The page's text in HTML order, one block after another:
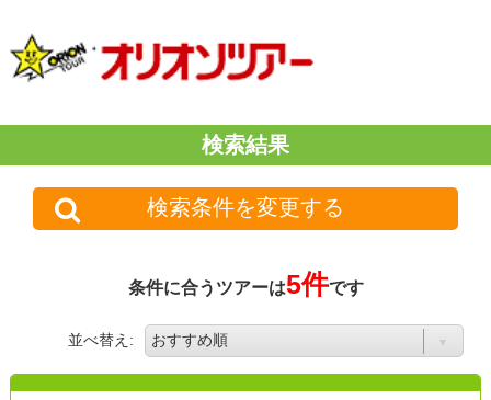
検索結果
検索条件を変更する
条件に合うツアーは5件です
並べ替え: